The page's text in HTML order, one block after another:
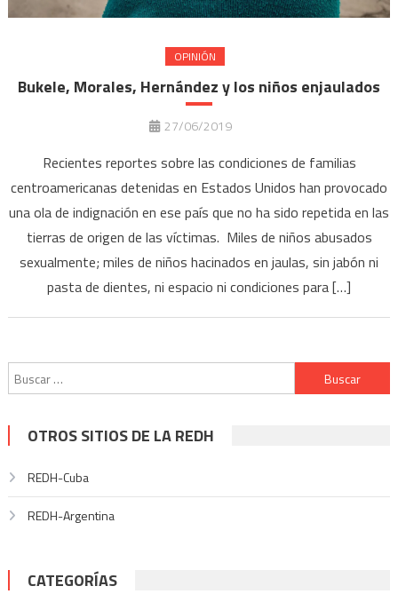
OPINIÓN
Bukele, Morales, Hernández y los niños enjaulados
27/06/2019
Recientes reportes sobre las condiciones de familias
centroamericanas detenidas en Estados Unidos han provocado
una ola de indignación en ese país que no ha sido repetida en las
tierras de origen de las víctimas. Miles de niños abusados
sexualmente; miles de niños hacinados en jaulas, sin jabón ni
pasta de dientes, ni espacio ni condiciones para […]
Buscar:
OTROS SITIOS DE LA REDH
REDH-Cuba
REDH-Argentina
CATEGORÍAS